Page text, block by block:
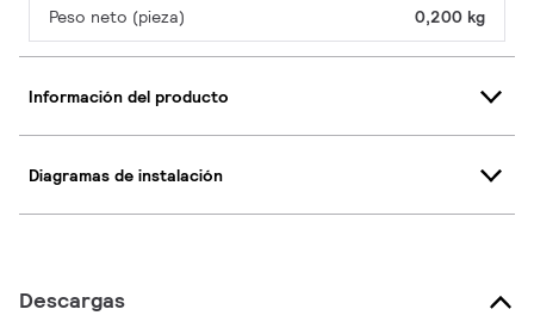
Peso neto (pieza) 0,200 kg
Información del producto
Diagramas de instalación
Descargas